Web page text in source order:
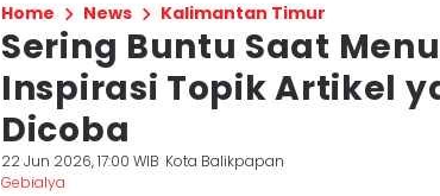
Home News Kalimantan Timur
Sering Buntu Saat
Inspirasi Topik Artikel
Dicoba
22 Jun 2026, 17:00 WIB Kota Balikpapan
Gebialya